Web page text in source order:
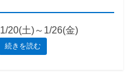
20(土)～1/26(金)
続きを読む